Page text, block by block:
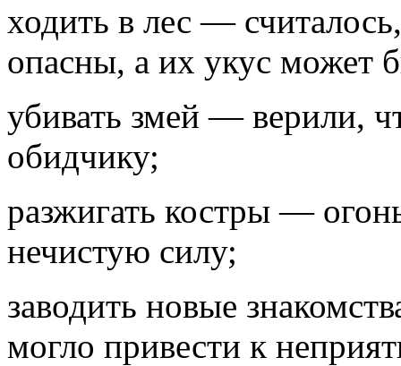
ходить в лес —
опасны, а их укус может
убивать змей — верили,
обидчику;
разжигать костры —
нечистую силу;
заводить новые
могло привести к